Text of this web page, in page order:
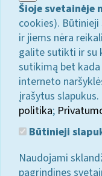
Šioje svetainėje
cookies).
ir jiems nėra
galite sutikti ir su
sutikimą bet
interneto
įrašytus
politika;
Būtinieji
Naudojami
pagrindines